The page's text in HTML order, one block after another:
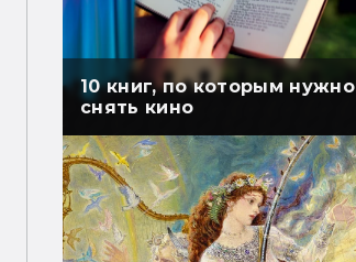
10 книг, по которым нужно
снять кино